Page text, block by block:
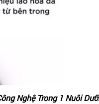
Nghệ Trong 1 Nuôi